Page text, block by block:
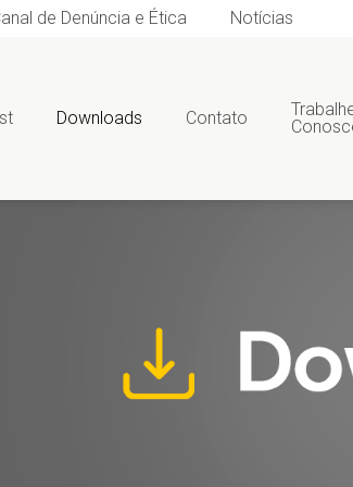
de Denúncia e Ética Notícias
Downloads Contato